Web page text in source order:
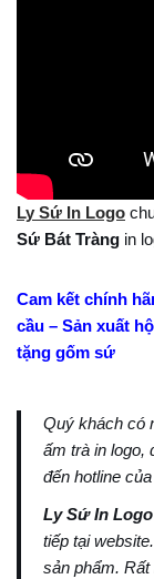
Ly Sứ In Logo
Sứ Bát Tràng in
Cam kết chính
cầu – Sản xuất
tặng gốm sứ
Quý khách có
ấm trà in logo,
đến hotline
Ly Sứ In Logo
tiếp tại
sản phẩm.